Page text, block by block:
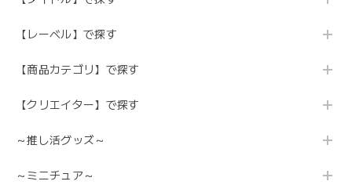
【レーベル】で探す
【商品カテゴリ】で探す
【クリエイター】で探す
～推し活グッズ～
～ミニチュア～